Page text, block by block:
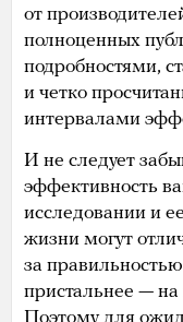
от
полноценных
подробностями,
и четко
интервалами
И не следует
эффективность
исследовании и
жизни могут
за
пристальнее —